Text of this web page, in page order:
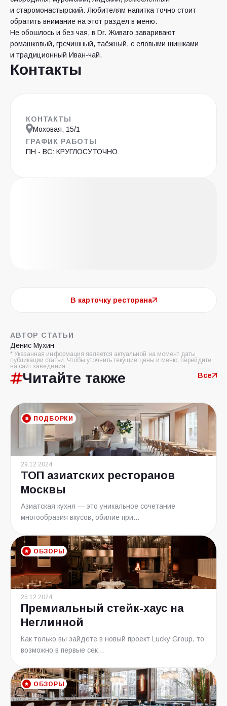
и старомонастырский. Любителям напитка точно стоит
обратить внимание на этот раздел в меню.
Не обошлось и без чая, в Dr. Живаго заваривают
ромашковый, гречишный, таёжный, с еловыми шишками
и традиционный Иван-чай.
Контакты
КОНТАКТЫ
Моховая, 15/1
ГРАФИК РАБОТЫ
ПН - ВС: КРУГЛОСУТОЧНО
В карточку ресторана
АВТОР СТАТЬИ
Денис Мухин
* Указанная информация является актуальной на момент даты
публикации статьи. Чтобы уточнить текущие цены и меню, перейдите
на сайт заведения.
Читайте также Все
ПОДБОРКИ
29.12.2024
ТОП азиатских ресторанов
Москвы
Азиатская кухня — это уникальное сочетание
многообразия вкусов, обилие при...
ОБЗОРЫ
25.12.2024
Премиальный стейк-хаус на
Неглинной
Как только вы зайдете в новый проект Lucky Group, то
возможно в первые сек...
ОБЗОРЫ